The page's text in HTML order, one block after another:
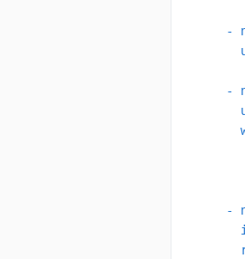
-
-
-